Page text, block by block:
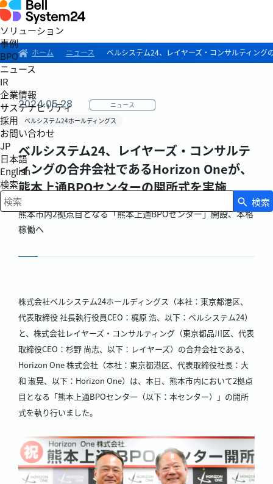
ソリューション
事例
BPO
ニュース
IR
企業情報
サステナビリティ
採用
お問い合わせ
JP
日本語
English
検索
検索キーワード入力
検索
ホーム ニュース ベルシステム24、レイヤーズ・コンサルティン
2024.05.28
ニュース
ベルシステム24ホールディングス
ベルシステム24、レイヤーズ・コンサルテ
ィングの合弁会社であるHorizon Oneが、
熊本上通BPOセンターの開所式を実施
熊本市内2拠点目となる「熊本上通BPOセンター」開設、本格
稼働へ
株式会社ベルシステム24ホールディングス（本社：東京都港区、
代表取締役 社長執行役員CEO：梶原 浩、以下：ベルシステム24）
と、株式会社レイヤーズ・コンサルティング（東京都品川区、代表
取締役CEO：杉野 尚志、以下：レイヤーズ）の合弁会社である、
Horizon One 株式会社（本社：東京都港区、代表取締役社長：大
和 淑晃、以下：Horizon One）は、本日、熊本市内において2拠点
目となる「熊本上通BPOセンター（以下：本センター）」の開所
式を執り行いました。